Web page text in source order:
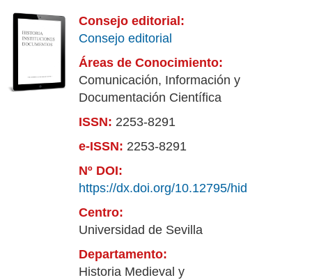
Consejo editorial:
Consejo editorial
Áreas de Conocimiento:
Comunicación, Información y
Documentación Científica
ISSN: 2253-8291
e-ISSN: 2253-8291
Nº DOI:
https://dx.doi.org/10.12795/hid
Centro:
Universidad de Sevilla
Departamento:
Historia Medieval y